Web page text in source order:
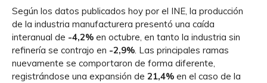
Según los datos publicados hoy por el INE, la producción
de la industria manufacturera presentó una caída
interanual de -4,2% en octubre, en tanto la industria sin
refinería se contrajo en -2,9%. Las principales ramas
nuevamente se comportaron de forma diferente,
registrándose una expansión de 21,4% en el caso de la